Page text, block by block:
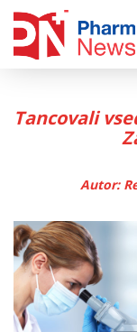
Tancovali
Autor: